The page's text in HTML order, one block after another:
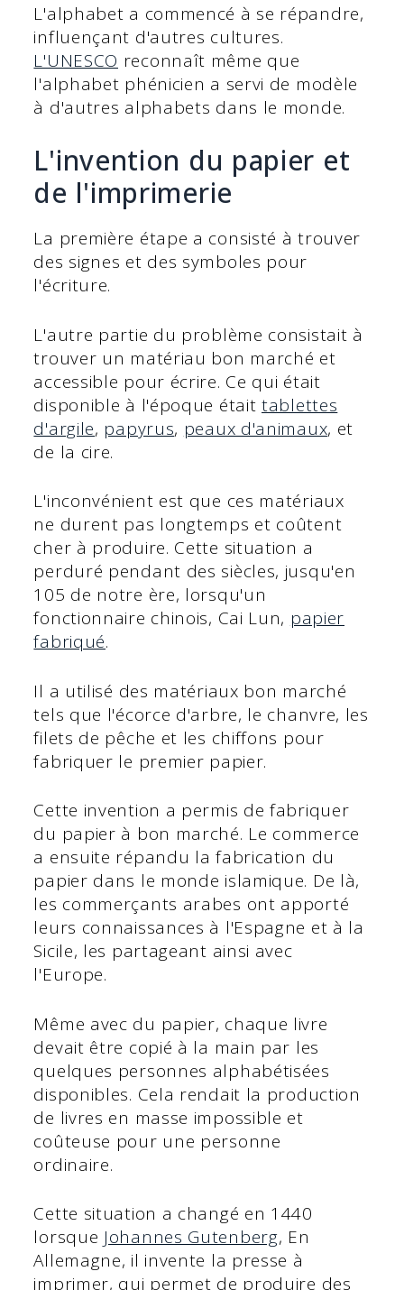
L'alphabet a commencé à se répandre,
influençant d'autres cultures.
L'UNESCO reconnaît même que
l'alphabet phénicien a servi de modèle
à d'autres alphabets dans le monde.
L'invention du papier et
de l'imprimerie
La première étape a consisté à trouver
des signes et des symboles pour
l'écriture.
L'autre partie du problème consistait à
trouver un matériau bon marché et
accessible pour écrire. Ce qui était
disponible à l'époque étaittablettes
d'argile, papyrus, peaux d'animaux, et
de la cire.
L'inconvénient est que ces matériaux
ne durent pas longtemps et coûtent
cher à produire. Cette situation a
perduré pendant des siècles, jusqu'en
105 de notre ère, lorsqu'un
fonctionnaire chinois, Cai Lun, papier
fabriqué.
Il a utilisé des matériaux bon marché
tels que l'écorce d'arbre, le chanvre, les
filets de pêche et les chiffons pour
fabriquer le premier papier.
Cette invention a permis de fabriquer
du papier à bon marché. Le commerce
a ensuite répandu la fabrication du
papier dans le monde islamique. De là,
les commerçants arabes ont apporté
leurs connaissances à l'Espagne et à la
Sicile, les partageant ainsi avec
l'Europe.
Même avec du papier, chaque livre
devait être copié à la main par les
quelques personnes alphabétisées
disponibles. Cela rendait la production
de livres en masse impossible et
coûteuse pour une personne
ordinaire.
Cette situation a changé en 1440
lorsque Johannes Gutenberg, En
Allemagne, il invente la presse à
imprimer, qui permet de produire des